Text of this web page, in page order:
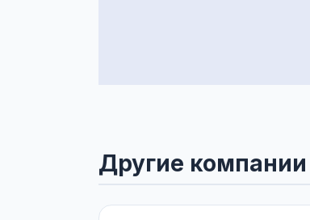
Другие